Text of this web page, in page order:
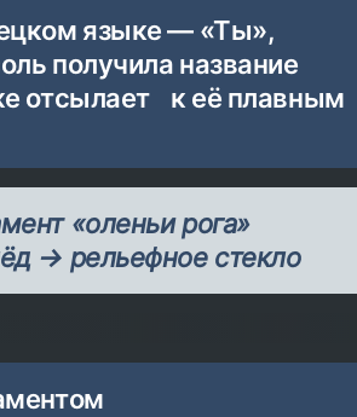
языке — «Ты»,
получила название
отсылает к её плавным
«оленьи рога»
→ рельефное стекло